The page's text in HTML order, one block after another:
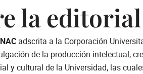
la editorial
adscrita a la Corporación
de la producción intelectual,
y cultural de la Universidad, las